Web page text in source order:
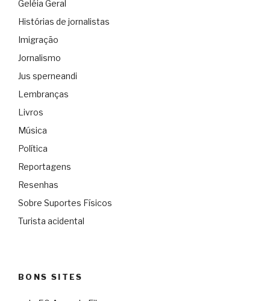
Geléia Geral
Histórias de jornalistas
Imigração
Jornalismo
Jus sperneandi
Lembranças
Livros
Música
Política
Reportagens
Resenhas
Sobre Suportes Físicos
Turista acidental
BONS SITES